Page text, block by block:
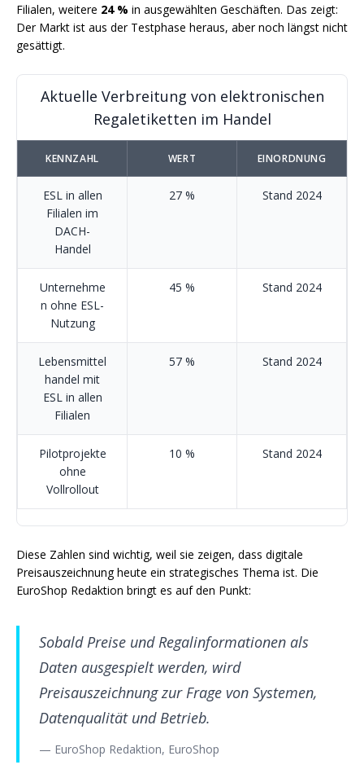
Filialen, weitere 24 % in ausgewählten Geschäften. Das zeigt:
Der Markt ist aus der Testphase heraus, aber noch längst nicht
gesättigt.
Aktuelle Verbreitung von elektronischen
Regaletiketten im Handel
KENNZAHL WERT EINORDNUNG
ESL in allen
Filialen im
DACH-
Handel
27 % Stand 2024
Unternehme
n ohne ESL-
Nutzung
45 % Stand 2024
Lebensmittel
handel mit
ESL in allen
Filialen
57 % Stand 2024
Pilotprojekte
ohne
Vollrollout
10 % Stand 2024
Diese Zahlen sind wichtig, weil sie zeigen, dass digitale
Preisauszeichnung heute ein strategisches Thema ist. Die
EuroShop Redaktion bringt es auf den Punkt:
Sobald Preise und Regalinformationen als
Daten ausgespielt werden, wird
Preisauszeichnung zur Frage von Systemen,
Datenqualität und Betrieb.
— EuroShop Redaktion, EuroShop